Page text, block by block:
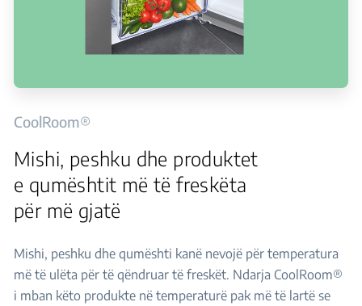
CoolRoom®
Mishi, peshku dhe produktet
e qumështit më të freskëta
për më gjatë
Mishi, peshku dhe qumështi kanë nevojë për temperatura
më të ulëta për të qëndruar të freskët. Ndarja CoolRoom®
i mban këto produkte në temperaturë pak më të lartë se